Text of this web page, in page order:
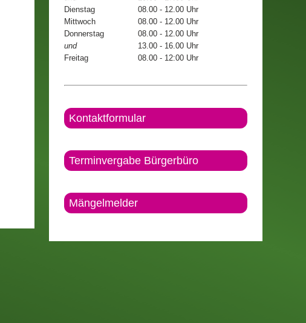
Dienstag
08.00 - 12.00 Uhr
Mittwoch
08.00 - 12.00 Uhr
Donnerstag
08.00 - 12.00 Uhr
und
13.00 - 16.00 Uhr
Freitag
08.00 - 12:00 Uhr
Kontaktformular
Terminvergabe Bürgerbüro
Mängelmelder